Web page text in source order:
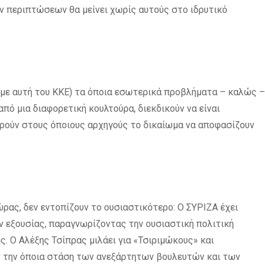
θα μείνει χωρίς αυτούς στο ιδρυτικό
αυτή του ΚΚΕ) τα όποια εσωτερικά προβλήματα – καλώς –
μια διαφορετική κουλτούρα, διεκδικούν να είναι
στους όποιους αρχηγούς το δικαίωμα να αποφασίζουν
δεν εντοπίζουν το ουσιαστικότερο: Ο ΣΥΡΙΖΑ έχει
παραγνωρίζοντας την ουσιαστική πολιτική
Αλέξης Τσίπρας μιλάει για «Τσιριμώκους» και
όποια στάση των ανεξάρτητων βουλευτών και των